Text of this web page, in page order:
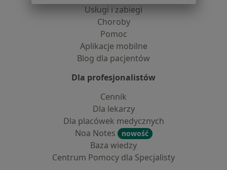
Usługi i zabiegi
Choroby
Pomoc
Aplikacje mobilne
Blog dla pacjentów
Dla profesjonalistów
Cennik
Dla lekarzy
Dla placówek medycznych
Noa Notes
nowość
Baza wiedzy
Centrum Pomocy dla Specjalisty